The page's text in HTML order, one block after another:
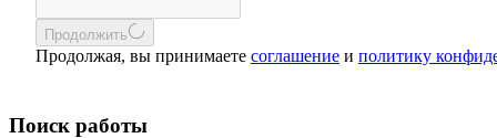
Продолжить
Продолжая, вы принимаете соглашение и политику
Поиск работы